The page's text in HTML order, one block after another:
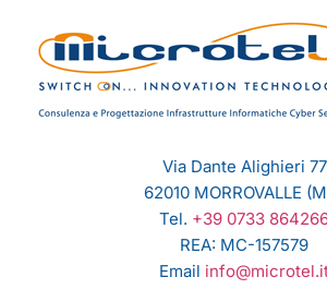
Via Dante Alighieri 77
62010 MORROVALLE
Tel. +39 0733
REA: MC-157579
Email